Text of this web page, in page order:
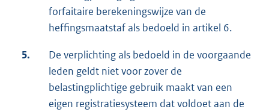
forfaitaire berekeningswijze van de
heffingsmaatstaf als bedoeld in artikel 6.
5.
De verplichting als bedoeld in de voorgaande
leden geldt niet voor zover de
belastingplichtige gebruik maakt van een
eigen registratiesysteem dat voldoet aan de